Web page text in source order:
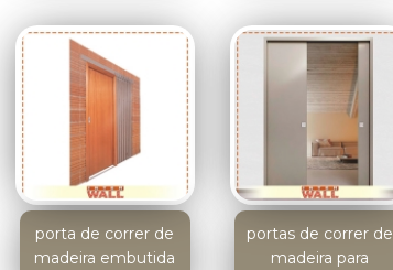
porta de correr de
madeira embutida
portas de correr de
madeira para